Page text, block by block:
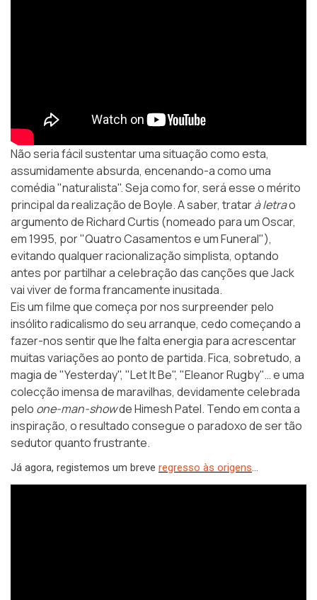
Não seria fácil sustentar uma situação como esta,
assumidamente absurda, encenando-a como uma
comédia "naturalista". Seja como for, será esse o mérito
principal da realização de Boyle. A saber, tratarà letrao
argumento de Richard Curtis (nomeado para um Oscar,
em 1995, por "Quatro Casamentos e um Funeral"),
evitando qualquer racionalização simplista, optando
antes por partilhar a celebração das canções que Jack
vai viver de forma francamente inusitada.
Eis um filme que começa por nos surpreender pelo
insólito radicalismo do seu arranque, cedo começando a
fazer-nos sentir que lhe falta energia para acrescentar
muitas variações ao ponto de partida. Fica, sobretudo, a
magia de "Yesterday", "Let It Be", "Eleanor Rugby"… e uma
colecção imensa de maravilhas, devidamente celebrada
pelo one-man-showde Himesh Patel. Tendo em conta a
inspiração, o resultado consegue o paradoxo de ser tão
sedutor quanto frustrante.
Já agora, registemos um breve regresso às origens…